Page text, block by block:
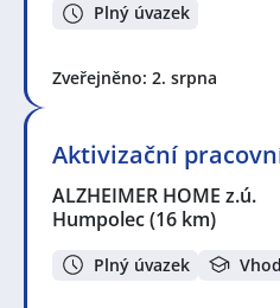
Plný úvazek
Zveřejněno: 2. srpna
Aktivizační
ALZHEIMER HOME z.ú.
Humpolec(16 km)
Plný úvazek